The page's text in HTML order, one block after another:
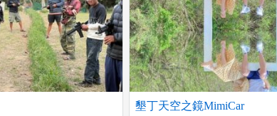
墾丁天空之鏡MimiCar